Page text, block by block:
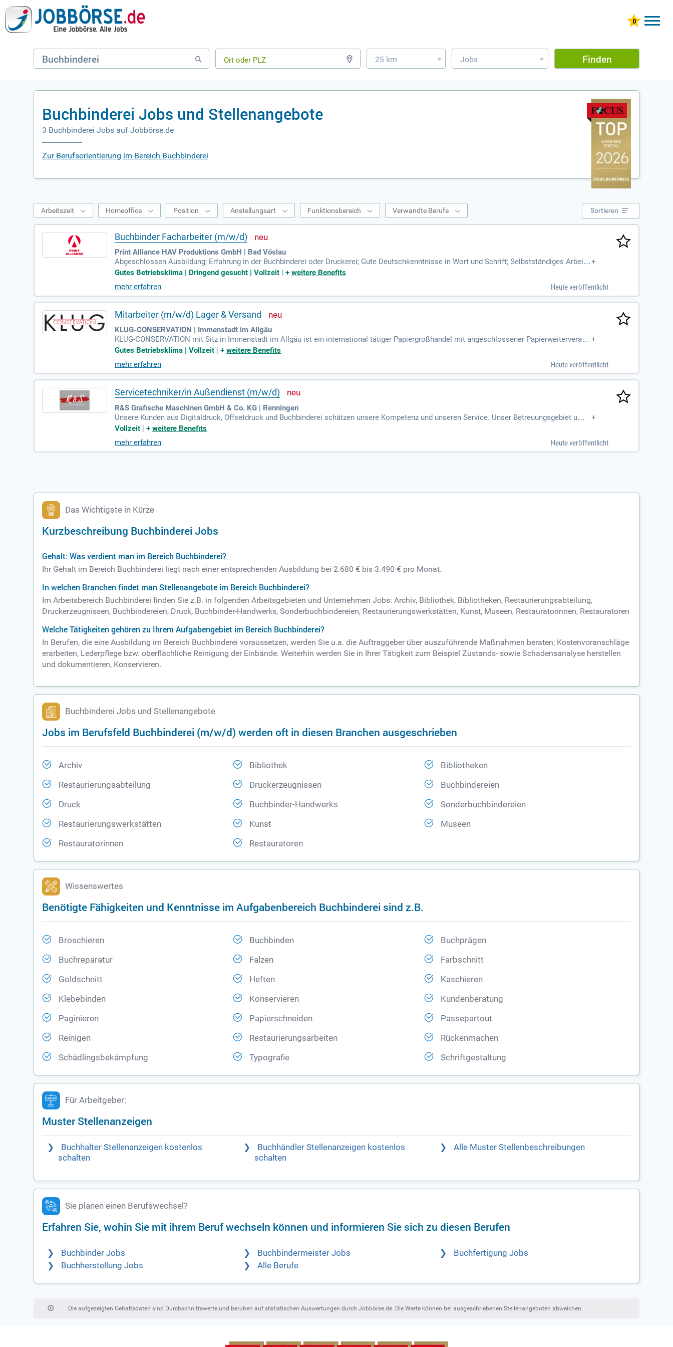
25 km » Jobs » Finden
Buchbinderei Jobs und Stellenangebote
3 Buchbinderei Jobs auf Jobbörse.de
Zur Berufsorientierung im Bereich Buchbinderei
Arbeitszeit Homeoffice Position Anstellungsart Funktionsbereich Verwandte Berufe Sortieren
Buchbinder Facharbeiter (m/w/d)
Print Alliance HAV Produktions GmbH | Bad Vöslau
Abgeschlossen Ausbildung; Erfahrung in der Buchbinderei oder Druckerei; Gute Deutschkenntnisse in Wort und Schrift; Selbstständiges Arbeite
n, Teamfähigkeit, Flexibilität und Belastbarkeit; Technisches Verständnis.
+
Gutes Betriebsklima | Dringend gesucht | Vollzeit |+weitere Benefits
mehr erfahren
Heute veröffentlicht
Mitarbeiter (m/w/d) Lager & Versand
KLUG-CONSERVATION | Immenstadt im Allgäu
KLUG-CONSERVATION mit Sitz in Immenstadt im Allgäu ist ein international tätiger Papiergroßhandel mit angeschlossener Papierweiterverarb
eitung/Buchbinderei.
+
Gutes Betriebsklima | Vollzeit |+weitere Benefits
mehr erfahren
Heute veröffentlicht
Servicetechniker/in Außendienst (m/w/d)
R&S Grafische Maschinen GmbH & Co. KG | Renningen
Unsere Kunden aus Digitaldruck, Offsetdruck und Buchbinderei schätzen unsere Kompetenz und unseren Service. Unser Betreuungsgebiet ums
chließt Baden-Württemberg, Bayern, Rheinland-Pfalz und Saarland.
+
Vollzeit |+weitere Benefits
mehr erfahren
Heute veröffentlicht
Das Wichtigste in Kürze
Kurzbeschreibung Buchbinderei Jobs
Gehalt: Was verdient man im Bereich Buchbinderei?
Ihr Gehalt im Bereich Buchbinderei liegt nach einer entsprechenden Ausbildung bei 2.680 € bis 3.490 € pro Monat.
In welchen Branchen findet man Stellenangebote im Bereich Buchbinderei?
Im Arbeitsbereich Buchbinderei finden Sie z.B. in folgenden Arbeitsgebieten und Unternehmen Jobs: Archiv, Bibliothek, Bibliotheken, Restaurierungsabteilung,
Druckerzeugnissen, Buchbindereien, Druck, Buchbinder-Handwerks, Sonderbuchbindereien, Restaurierungswerkstätten, Kunst, Museen, Restauratorinnen, Restauratoren
Welche Tätigkeiten gehören zu Ihrem Aufgabengebiet im Bereich Buchbinderei?
In Berufen, die eine Ausbildung im Bereich Buchbinderei voraussetzen, werden Sie u.a. die Auftraggeber über auszuführende Maßnahmen beraten; Kostenvoranschläge
erarbeiten, Lederpflege bzw. oberflächliche Reinigung der Einbände. Weiterhin werden Sie in Ihrer Tätigkeit zum Beispiel Zustands- sowie Schadensanalyse herstellen
und dokumentieren, Konservieren.
Buchbinderei Jobs und Stellenangebote
Jobs im Berufsfeld Buchbinderei (m/w/d) werden oft in diesen Branchen ausgeschrieben
Archiv Bibliothek Bibliotheken
Restaurierungsabteilung Druckerzeugnissen Buchbindereien
Druck Buchbinder-Handwerks Sonderbuchbindereien
Restaurierungswerkstätten Kunst Museen
Restauratorinnen Restauratoren
Wissenswertes
Benötigte Fähigkeiten und Kenntnisse im Aufgabenbereich Buchbinderei sind z.B.
Broschieren Buchbinden Buchprägen
Buchreparatur Falzen Farbschnitt
Goldschnitt Heften Kaschieren
Klebebinden Konservieren Kundenberatung
Paginieren Papierschneiden Passepartout
Reinigen Restaurierungsarbeiten Rückenmachen
Schädlingsbekämpfung Typografie Schriftgestaltung
Für Arbeitgeber:
Muster Stellenanzeigen
Buchhalter Stellenanzeigen kostenlos
schalten
Buchhändler Stellenanzeigen kostenlos
schalten
Alle Muster Stellenbeschreibungen
Sie planen einen Berufswechsel?
Erfahren Sie, wohin Sie mit ihrem Beruf wechseln können und informieren Sie sich zu diesen Berufen
Buchbinder Jobs Buchbindermeister Jobs
Buchfertigung Jobs
Buchherstellung Jobs
Alle Berufe
Die aufgezeigten Gehaltsdaten sind Durchschnittswerte und beruhen auf statistischen Auswertungen durch Jobbörse.de. Die Werte können bei ausgeschriebenen Stellenangeboten abweichen.